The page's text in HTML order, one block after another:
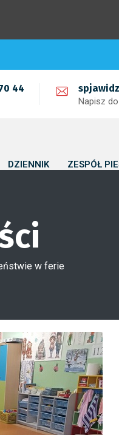
44
Napisz
DZIENNIK ZESPÓŁ
w ferie